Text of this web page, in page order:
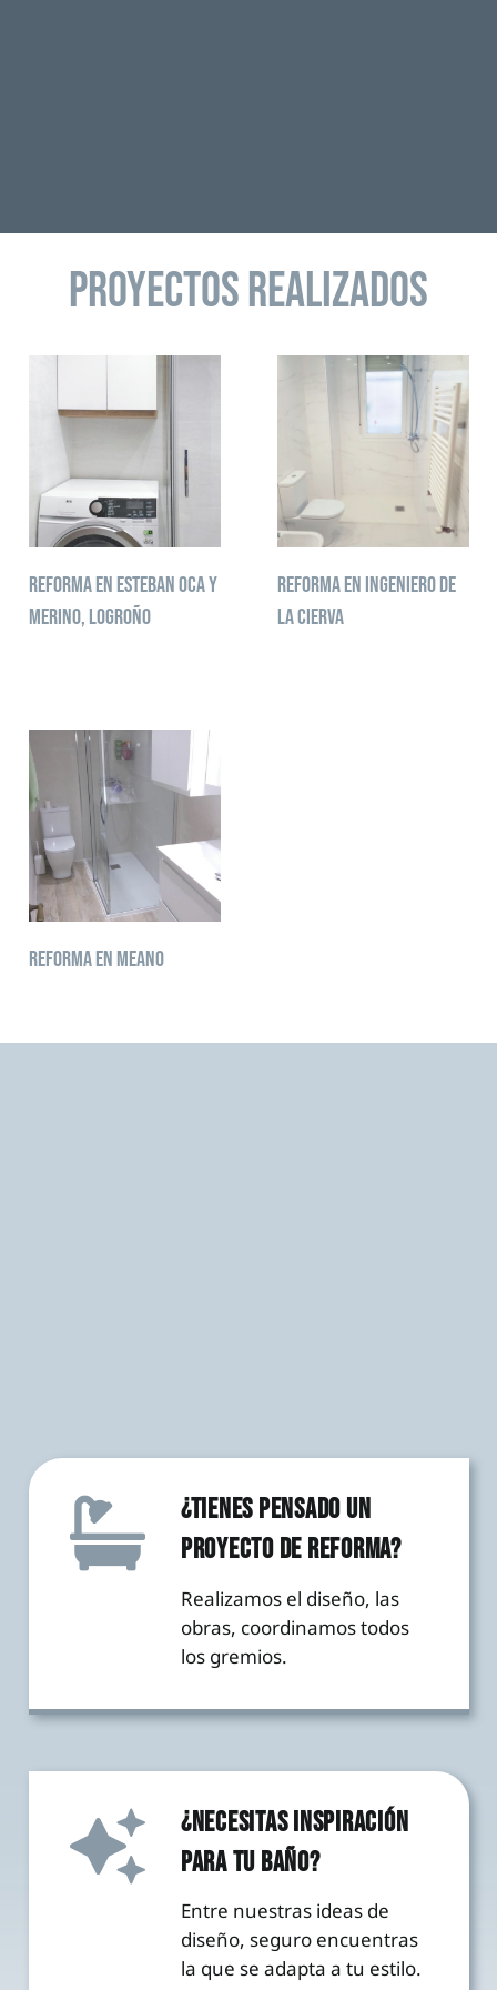
PROYECTOS REALIZADOS
Reforma en Esteban Oca y
Merino, Logroño
Reforma en Ingeniero de
la Cierva
Reforma en Meano
¿TIENES PENSADO UN
PROYECTO DE REFORMA?
Realizamos el diseño, las
obras, coordinamos todos
los gremios.
¿NECESITAS INSPIRACIÓN
PARA TU BAÑO?
Entre nuestras ideas de
diseño, seguro encuentras
la que se adapta a tu estilo.